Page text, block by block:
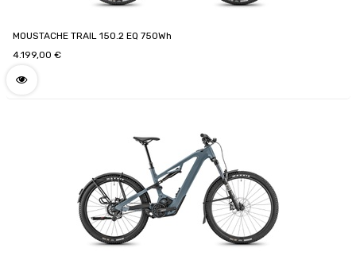
MOUSTACHE TRAIL 150.2 EQ 750Wh
4.199,00 €